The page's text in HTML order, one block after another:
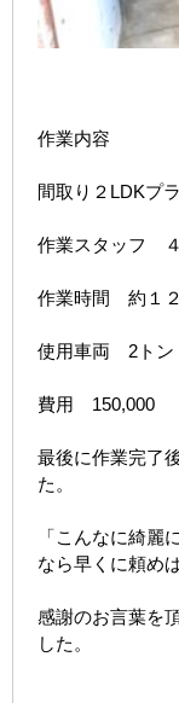
作業内容
間取り２LDKプ
作業スタッフ
作業時間 約１２
使用車両 2トン
費用 150,000
最後に作業完了
た。
「こんなに綺麗
なら早くに頼め
感謝のお言葉を
した。